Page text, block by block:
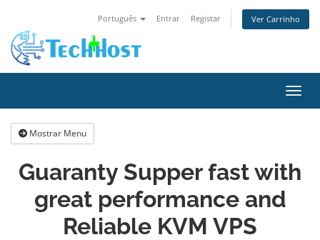
Português Entrar Registar Ver Carrinho
Mostrar Menu
Guaranty Supper fast with
great performance and
Reliable KVM VPS